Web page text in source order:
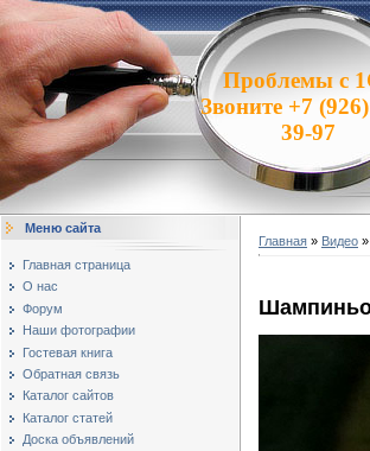
Проблемы с
Звоните +7
39-97
Меню сайта
Главная страница
О нас
Форум
Наши фотографии
Гостевая книга
Обратная связь
Каталог сайтов
Каталог статей
Доска объявлений
Главная » Видео »